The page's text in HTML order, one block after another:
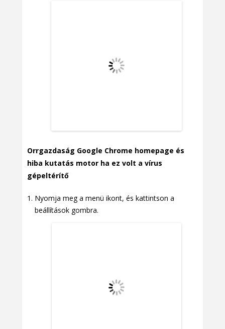
Orrgazdaság Google Chrome homepage és
hiba kutatás motor ha ez volt a vírus
gépeltérítő
Nyomja meg a menü ikont, és kattintson a
beállítások gombra.